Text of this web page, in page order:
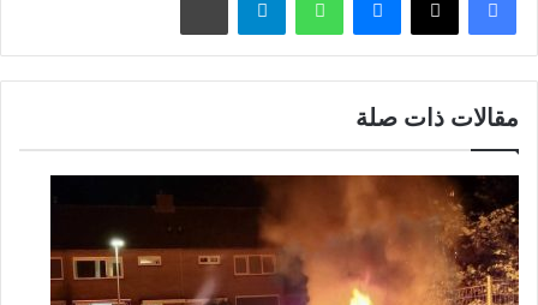
مقالات ذات صلة